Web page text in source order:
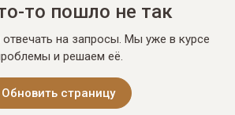
то пошло не так
отвечать на запросы. Мы уже в курсе
и решаем её.
Обновить страницу